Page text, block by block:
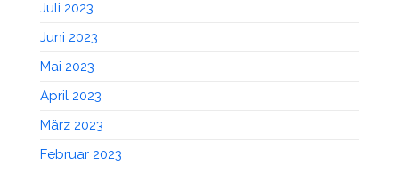
Juli 2023
Juni 2023
Mai 2023
April 2023
März 2023
Februar 2023